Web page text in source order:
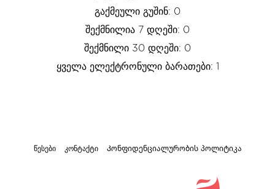
გაქმეული გუშინ: 0
შექმნილია 7 დღეში: 0
შექმნილი 30 დღეში: 0
ყველა ელექტრონული ბარათები: 1
წესები კონტაქტი Კონფიდენციალურობის პოლიტიკა